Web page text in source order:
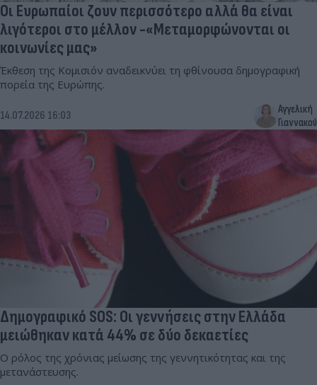
Οι Ευρωπαίοι ζουν περισσότερο αλλά θα είναι
λιγότεροι στο μέλλον -«Μεταμορφώνονται οι
κοινωνίες μας»
Έκθεση της Κομισιόν αναδεικνύει τη φθίνουσα δημογραφική
πορεία της Ευρώπης.
14.07.2026 16:03
Αγγελική
Γιαννακού
Δημογραφικό SOS: Οι γεννήσεις στην Ελλάδα
μειώθηκαν κατά 44% σε δύο δεκαετίες
Ο ρόλος της χρόνιας μείωσης της γεννητικότητας και της
μετανάστευσης.